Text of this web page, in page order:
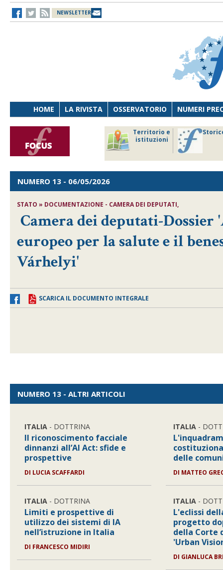
NEWSLETTER
HOME LA RIVISTA OSSERVATORIO NUMERI
Territorio e
istituzioni
NUMERO 13 - 06/05/2026
STATO » DOCUMENTAZIONE - CAMERA DEI DEPUTATI,
Camera dei deputati-
europeo per la salute e il
Várhelyi'
SCARICA IL DOCUMENTO INTEGRALE
NUMERO 13 - ALTRI ARTICOLI
ITALIA - DOTTRINA
Il riconoscimento facciale
dinnanzi all’AI Act: sfide e
prospettive
DI LUCIA SCAFFARDI
ITALIA - DOTTRINA
Limiti e prospettive di
utilizzo dei sistemi di IA
nell’istruzione in Italia
DI FRANCESCO MIDIRI
ITALIA -
delle
DI MATTEO
ITALIA -
L'eclissi
progetto
della Corte
'Urban
DI GIANLUCA